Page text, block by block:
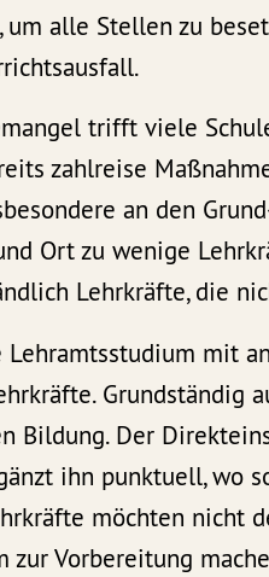
um alle Stellen zu
trifft viele
zahlreise
an den
Ort zu wenige
Lehrkräfte, die
Lehramtsstudium mit
Grundständig
Bildung. Der
ihn punktuell, wo
möchten nicht
zur Vorbereitung